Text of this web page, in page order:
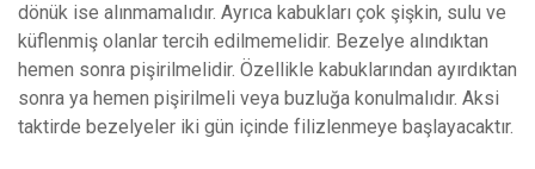
dönük ise alınmamalıdır. Ayrıca kabukları çok şişkin, sulu ve
küflenmiş olanlar tercih edilmemelidir. Bezelye alındıktan
hemen sonra pişirilmelidir. Özellikle kabuklarından ayırdıktan
sonra ya hemen pişirilmeli veya buzluğa konulmalıdır. Aksi
taktirde bezelyeler iki gün içinde filizlenmeye başlayacaktır.